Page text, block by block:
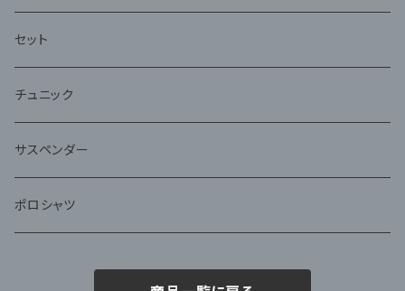
セット
チュニック
サスペンダー
ポロシャツ